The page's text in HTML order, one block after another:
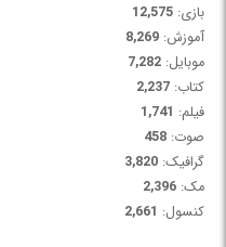
بازی: 12,575
آموزش: 8,269
موبایل: 7,282
کتاب: 2,237
فیلم: 1,741
صوت: 458
گرافیک: 3,820
مک: 2,396
کنسول: 2,661